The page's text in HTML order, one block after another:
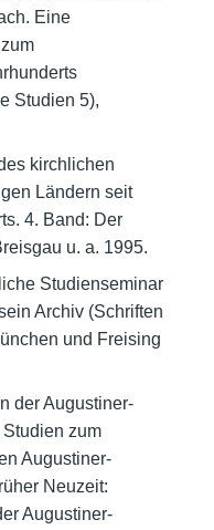
Eine
Studien 5),
kirchlichen
Ländern seit
4. Band: Der
u. a. 1995.
Studienseminar
Archiv (Schriften
und Freising
der Augustiner-
zum
Augustiner-
Neuzeit:
Augustiner-